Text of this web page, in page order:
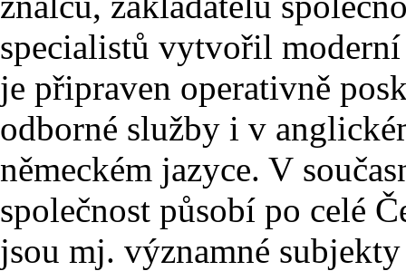
specialistů vytvořil moderní
je připraven operativně
odborné služby i v
německém jazyce. V
společnost působí po celé
jsou mj. významné